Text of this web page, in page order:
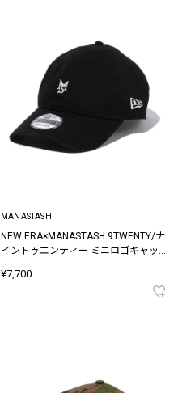
MANASTASH
NEW ERA×MANASTASH 9TWENTY/ナ
イントゥエンティー ミニロゴキャッ
¥7,700